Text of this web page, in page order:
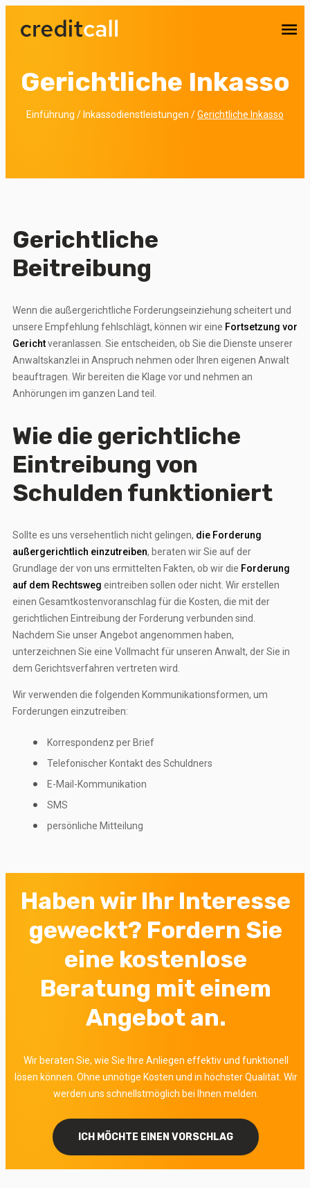
Ihnen
Gerichtliche Inkasso
Einführung / Inkassodienstleistungen /Gerichtliche Inkasso
Gerichtliche
Beitreibung
Wenn die außergerichtliche Forderungseinziehung scheitert und
unsere Empfehlung fehlschlägt, können wir eine Fortsetzung vor
Gerichtveranlassen. Sie entscheiden, ob Sie die Dienste unserer
Anwaltskanzlei in Anspruch nehmen oder Ihren eigenen Anwalt
beauftragen. Wir bereiten die Klage vor und nehmen an
Anhörungen im ganzen Land teil.
Wie die gerichtliche
Eintreibung von
Schulden funktioniert
Sollte es uns versehentlich nicht gelingen, die Forderung
außergerichtlich einzutreiben, beraten wir Sie auf der
Grundlage der von uns ermittelten Fakten, ob wir die Forderung
auf dem Rechtsweg eintreiben sollen oder nicht. Wir erstellen
einen Gesamtkostenvoranschlag für die Kosten, die mit der
gerichtlichen Eintreibung der Forderung verbunden sind.
Nachdem Sie unser Angebot angenommen haben,
unterzeichnen Sie eine Vollmacht für unseren Anwalt, der Sie in
dem Gerichtsverfahren vertreten wird.
Wir verwenden die folgenden Kommunikationsformen, um
Forderungen einzutreiben:
Korrespondenz per Brief
Telefonischer Kontakt des Schuldners
E-Mail-Kommunikation
SMS
persönliche Mitteilung
Haben wir Ihr Interesse
geweckt? Fordern Sie
eine kostenlose
Beratung mit einem
Angebot an.
Wir beraten Sie, wie Sie Ihre Anliegen effektiv und funktionell
lösen können. Ohne unnötige Kosten und in höchster Qualität. Wir
werden uns schnellstmöglich bei Ihnen melden.
ICH MÖCHTE EINEN VORSCHLAG